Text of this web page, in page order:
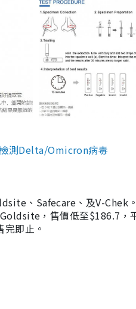
測Delta/Omicron病毒
、Safecare、及V-Chek
，售價低至$186.7，
即止。